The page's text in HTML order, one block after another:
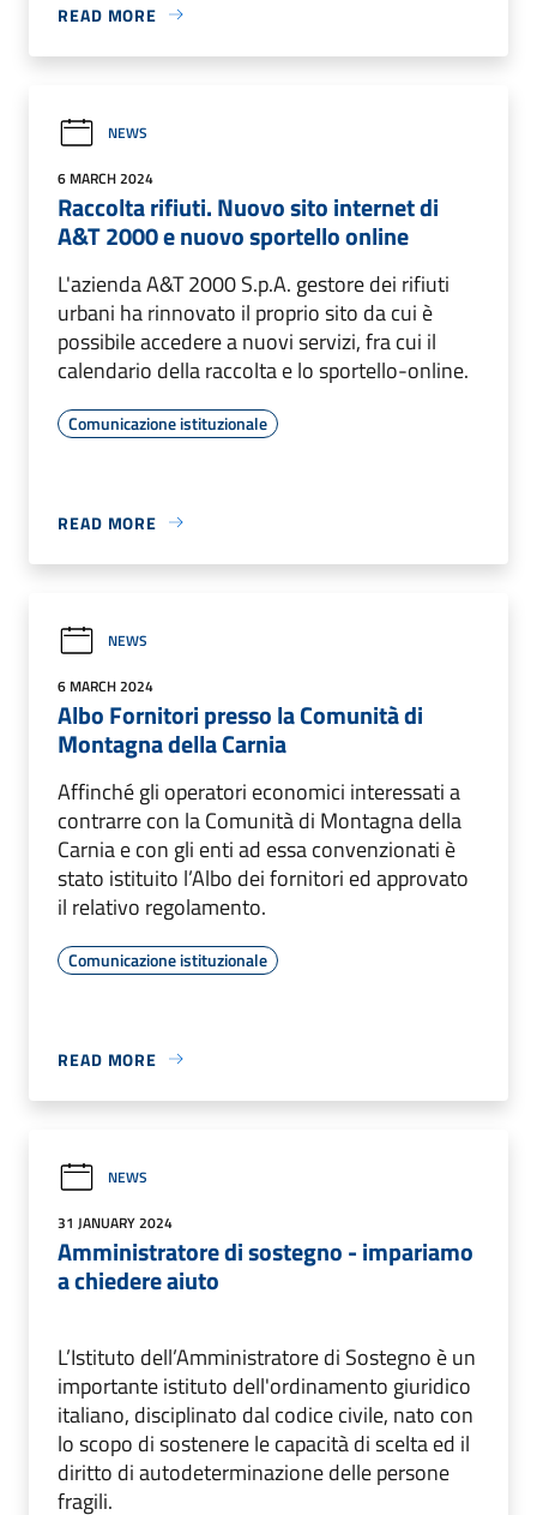
READ MORE
NEWS
6 MARCH 2024
Raccolta rifiuti. Nuovo sito internet di
A&T 2000 e nuovo sportello online
L'azienda A&T 2000 S.p.A. gestore dei rifiuti
urbani ha rinnovato il proprio sito da cui è
possibile accedere a nuovi servizi, fra cui il
calendario della raccolta e lo sportello-online.
Comunicazione istituzionale
READ MORE
NEWS
6 MARCH 2024
Albo Fornitori presso la Comunità di
Montagna della Carnia
Affinché gli operatori economici interessati a
contrarre con la Comunità di Montagna della
Carnia e con gli enti ad essa convenzionati è
stato istituito l’Albo dei fornitori ed approvato
il relativo regolamento.
Comunicazione istituzionale
READ MORE
NEWS
31 JANUARY 2024
Amministratore di sostegno - impariamo
a chiedere aiuto
L’Istituto dell’Amministratore di Sostegno è un
importante istituto dell'ordinamento giuridico
italiano, disciplinato dal codice civile, nato con
lo scopo di sostenere le capacità di scelta ed il
diritto di autodeterminazione delle persone
fragili.